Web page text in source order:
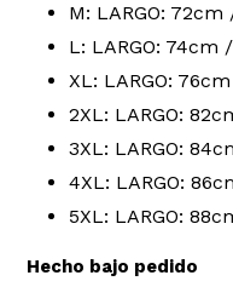
M: LARGO:
L: LARGO: 74cm
XL: LARGO:
2XL: LARGO:
3XL: LARGO:
4XL: LARGO:
5XL: LARGO:
Hecho bajo pedido